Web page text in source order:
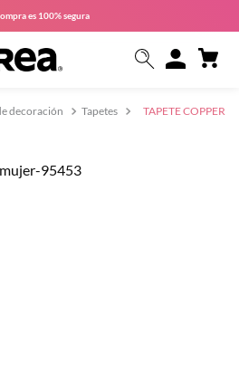
es 100% segura
decoración Tapetes
TAPETE COPPER